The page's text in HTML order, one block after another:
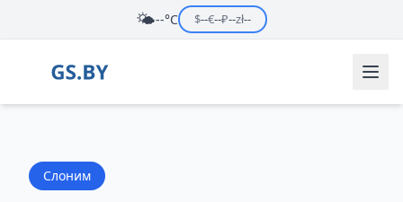
🌤️--°C $--€--₽--zł--
Слоним